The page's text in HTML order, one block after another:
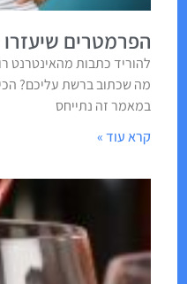
הפרמטרים
להוריד כתבות מהאינטרנט
מה שכתוב ברשת עליכם?
במאמר זה נתייחס
קרא עוד »